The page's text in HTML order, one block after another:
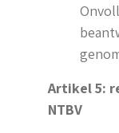
Artikel 5:
NTBV